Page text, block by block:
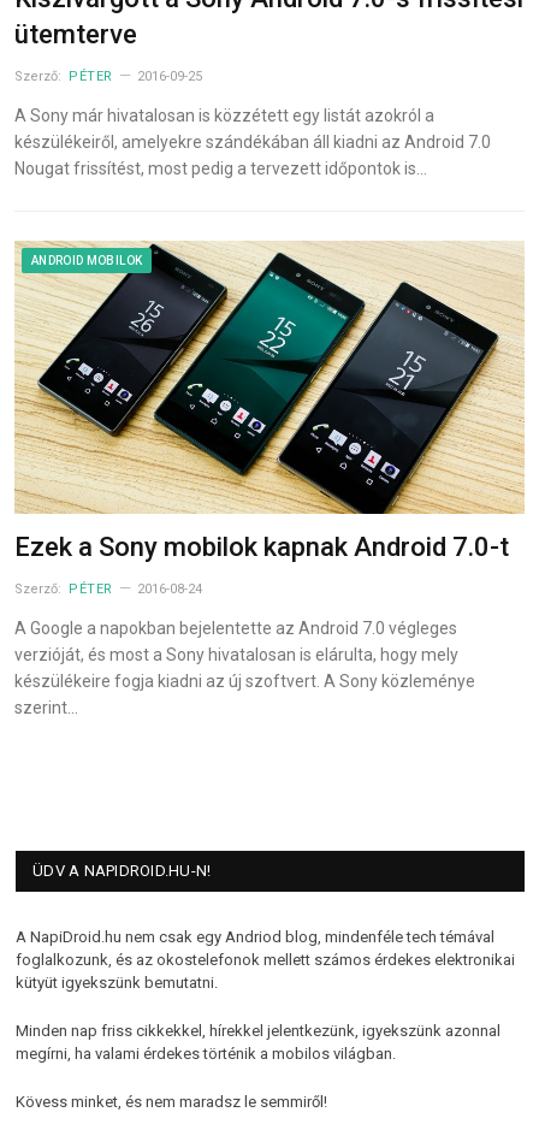
ütemterve
Szerző: PÉTER 2016-09-25
A Sony már hivatalosan is közzétett egy listát azokról a
készülékeiről, amelyekre szándékában áll kiadni az Android 7.0
Nougat frissítést, most pedig a tervezett időpontok is…
ANDROID MOBILOK
Ezek a Sony mobilok kapnak Android 7.0-t
Szerző: PÉTER 2016-08-24
A Google a napokban bejelentette az Android 7.0 végleges
verzióját, és most a Sony hivatalosan is elárulta, hogy mely
készülékeire fogja kiadni az új szoftvert. A Sony közleménye
szerint…
ÜDV A NAPIDROID.HU-N!
A NapiDroid.hu nem csak egy Andriod blog, mindenféle tech témával
foglalkozunk, és az okostelefonok mellett számos érdekes elektronikai
kütyüt igyekszünk bemutatni.
Minden nap friss cikkekkel, hírekkel jelentkezünk, igyekszünk azonnal
megírni, ha valami érdekes történik a mobilos világban.
Kövess minket, és nem maradsz le semmiről!